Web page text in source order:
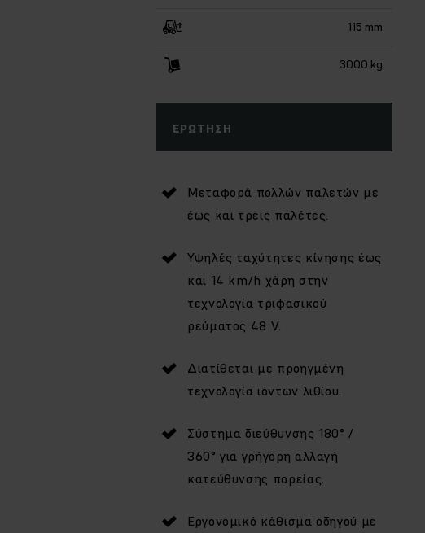
115 mm
3000 kg
ΕΡΏΤΗΣΗ
Μεταφορά πολλών παλετών με
έως και τρεις παλέτες.
Υψηλές ταχύτητες κίνησης έως
και 14 km/h χάρη στην
τεχνολογία τριφασικού
ρεύματος 48 V.
Διατίθεται με προηγμένη
τεχνολογία ιόντων λιθίου.
Σύστημα διεύθυνσης 180° /
360° για γρήγορη αλλαγή
κατεύθυνσης πορείας.
Εργονομικό κάθισμα οδηγού με